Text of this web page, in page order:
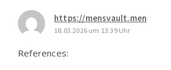
https://mensvault.men
18.03.2026 um 13:39 Uhr
References: